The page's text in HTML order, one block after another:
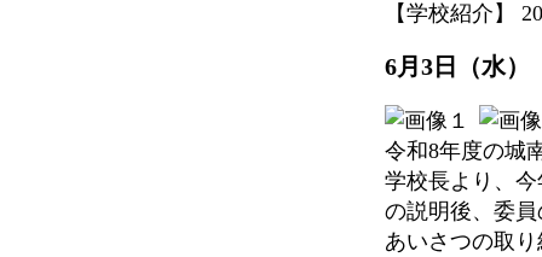
【学校紹介】
6月3日（水
令和8年度の城
学校長より、
の説明後、委
あいさつの取